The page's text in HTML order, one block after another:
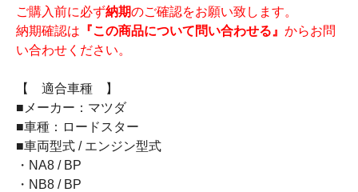
ご購入前に必ず納期のご確認をお願い致します。
納期確認は 『この商品について問い合わせる』 からお問
い合わせください。
【 適合車種 】
■メーカー：マツダ
■車種：ロードスター
■車両型式 / エンジン型式
・NA8 / BP
・NB8 / BP